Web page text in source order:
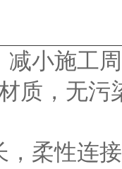
减小施工
质，无
，柔性连